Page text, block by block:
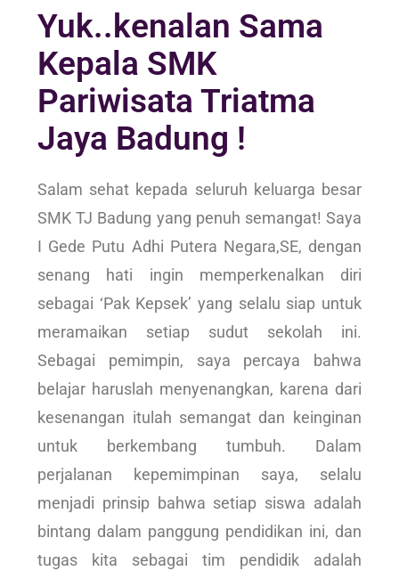
Yuk..kenalan Sama
Kepala SMK
Pariwisata Triatma
Jaya Badung !
Salam sehat kepada seluruh keluarga besar
SMK TJ Badung yang penuh semangat! Saya
I Gede Putu Adhi Putera Negara,SE, dengan
senang hati ingin memperkenalkan diri
sebagai ‘Pak Kepsek’ yang selalu siap untuk
meramaikan setiap sudut sekolah ini.
Sebagai pemimpin, saya percaya bahwa
belajar haruslah menyenangkan, karena dari
kesenangan itulah semangat dan keinginan
untuk berkembang tumbuh. Dalam
perjalanan kepemimpinan saya, selalu
menjadi prinsip bahwa setiap siswa adalah
bintang dalam panggung pendidikan ini, dan
tugas kita sebagai tim pendidik adalah